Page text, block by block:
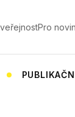
Pro